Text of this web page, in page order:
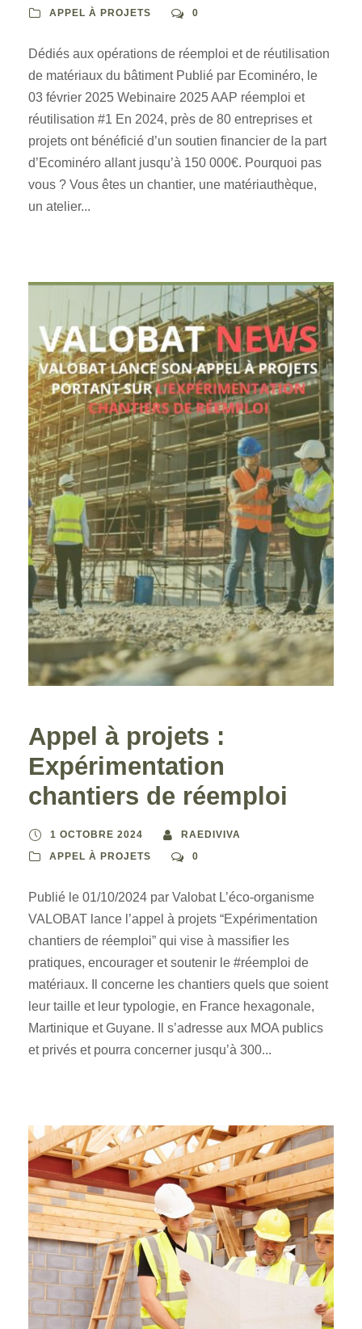
APPEL À PROJETS 0
Dédiés aux opérations de réemploi et de réutilisation
de matériaux du bâtiment Publié par Ecominéro, le
03 février 2025 Webinaire 2025 AAP réemploi et
réutilisation #1 En 2024, près de 80 entreprises et
projets ont bénéficié d’un soutien financier de la part
d’Ecominéro allant jusqu’à 150 000€. Pourquoi pas
vous ? Vous êtes un chantier, une matériauthèque,
un atelier...
Appel à projets :
Expérimentation
chantiers de réemploi
1 OCTOBRE 2024
RAEDIVIVA
APPEL À PROJETS
0
Publié le 01/10/2024 par Valobat L’éco-organisme
VALOBAT lance l’appel à projets “Expérimentation
chantiers de réemploi” qui vise à massifier les
pratiques, encourager et soutenir le #réemploi de
matériaux. Il concerne les chantiers quels que soient
leur taille et leur typologie, en France hexagonale,
Martinique et Guyane. Il s’adresse aux MOA publics
et privés et pourra concerner jusqu’à 300...